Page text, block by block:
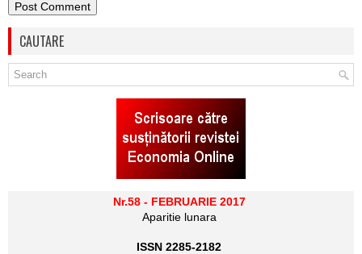
CAUTARE
Nr.58 - FEBRUARIE 2017
Aparitie lunara
ISSN 2285-2182